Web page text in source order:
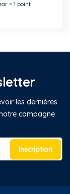
= 1 point
les dernières
campagne
Inscription